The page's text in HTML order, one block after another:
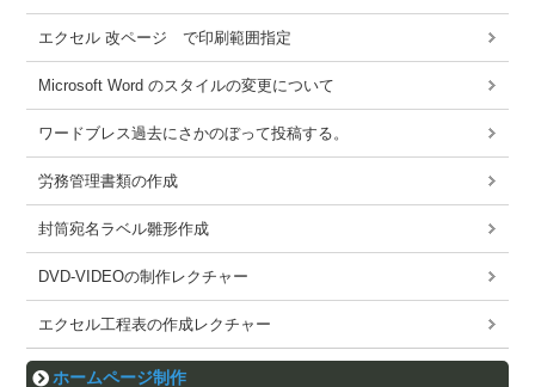
エクセル 改ページ で印刷範囲指定
Microsoft Word のスタイルの変更について
ワードブレス過去にさかのぼって投稿する。
労務管理書類の作成
封筒宛名ラベル雛形作成
DVD-VIDEOの制作レクチャー
エクセル工程表の作成レクチャー
ホームページ制作